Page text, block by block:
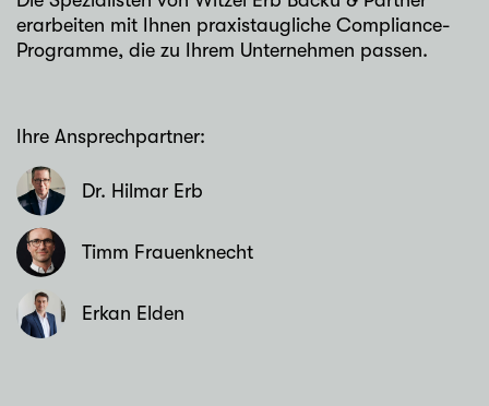
erarbeiten mit Ihnen praxistaugliche Compliance-
Programme, die zu Ihrem Unternehmen passen.
Ihre Ansprechpartner:
Dr. Hilmar Erb
Timm Frauenknecht
Erkan Elden